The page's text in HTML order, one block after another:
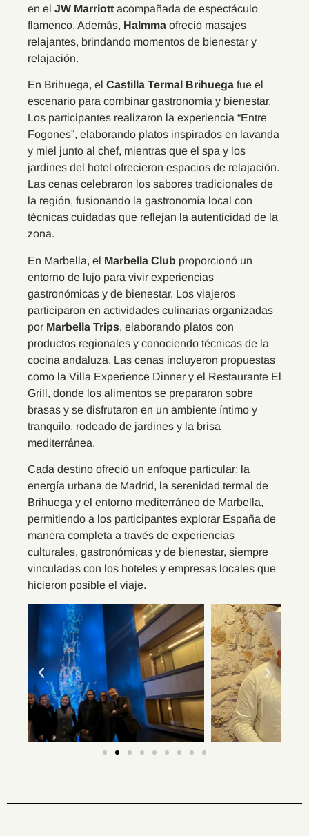
en el JW Marriott acompañada de espectáculo
flamenco. Además, Halmma ofreció masajes
relajantes, brindando momentos de bienestar y
relajación.
En Brihuega, el Castilla Termal Brihuega fue el
escenario para combinar gastronomía y bienestar.
Los participantes realizaron la experiencia “Entre
Fogones”, elaborando platos inspirados en lavanda
y miel junto al chef, mientras que el spa y los
jardines del hotel ofrecieron espacios de relajación.
Las cenas celebraron los sabores tradicionales de
la región, fusionando la gastronomía local con
técnicas cuidadas que reflejan la autenticidad de la
zona.
En Marbella, el Marbella Club proporcionó un
entorno de lujo para vivir experiencias
gastronómicas y de bienestar. Los viajeros
participaron en actividades culinarias organizadas
por Marbella Trips, elaborando platos con
productos regionales y conociendo técnicas de la
cocina andaluza. Las cenas incluyeron propuestas
como la Villa Experience Dinner y el Restaurante El
Grill, donde los alimentos se prepararon sobre
brasas y se disfrutaron en un ambiente íntimo y
tranquilo, rodeado de jardines y la brisa
mediterránea.
Cada destino ofreció un enfoque particular: la
energía urbana de Madrid, la serenidad termal de
Brihuega y el entorno mediterráneo de Marbella,
permitiendo a los participantes explorar España de
manera completa a través de experiencias
culturales, gastronómicas y de bienestar, siempre
vinculadas con los hoteles y empresas locales que
hicieron posible el viaje.